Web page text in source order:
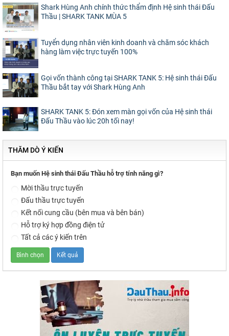
Shark Hùng Anh chính thức thẩm định Hệ sinh thái Đấu
Thầu | SHARK TANK MÙA 5
Tuyển dụng nhân viên kinh doanh và chăm sóc khách
hàng làm việc trực tuyến 100%
Gọi vốn thành công tại SHARK TANK 5: Hệ sinh thái Đấu
Thầu bắt tay với Shark Hùng Anh
SHARK TANK 5: Đón xem màn gọi vốn của Hệ sinh thái
Đấu Thầu vào lúc 20h tối nay!
THĂM DÒ Ý KIẾN
Bạn muốn Hệ sinh thái Đấu Thầu hỗ trợ tính năng gì?
Mời thầu trực tuyến
Đấu thầu trực tuyến
Kết nối cung cầu (bên mua và bên bán)
Hỗ trợ ký hợp đồng điện tử
Tất cả các ý kiến trên